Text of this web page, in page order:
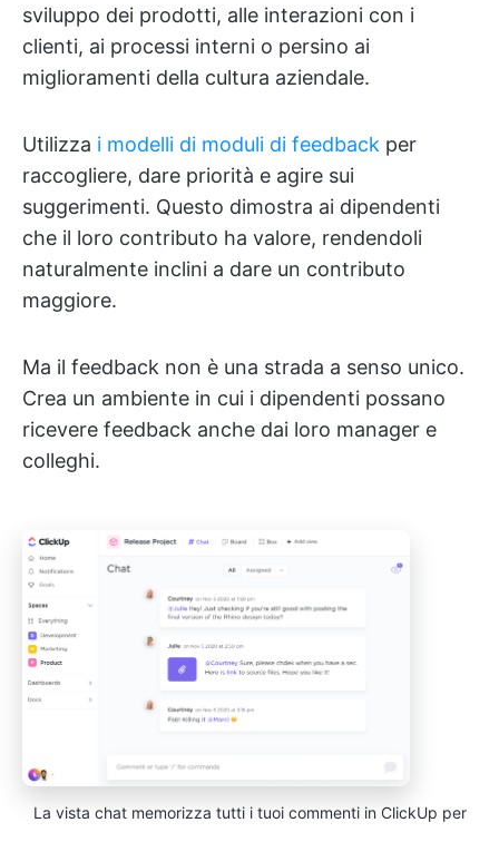
sviluppo dei prodotti, alle interazioni con i
clienti, ai processi interni o persino ai
miglioramenti della cultura aziendale.
Utilizza i modelli di moduli di feedback per
raccogliere, dare priorità e agire sui
suggerimenti. Questo dimostra ai dipendenti
che il loro contributo ha valore, rendendoli
naturalmente inclini a dare un contributo
maggiore.
Ma il feedback non è una strada a senso unico.
Crea un ambiente in cui i dipendenti possano
ricevere feedback anche dai loro manager e
colleghi.
La vista chat memorizza tutti i tuoi commenti in ClickUp per